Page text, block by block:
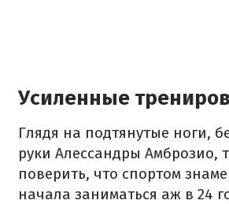
Усиленные
Глядя на подтянутые ноги,
руки Алессандры Амброзио,
поверить, что спортом
начала заниматься аж в 24